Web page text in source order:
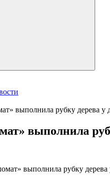
выполнила рубку дерева
выполнила